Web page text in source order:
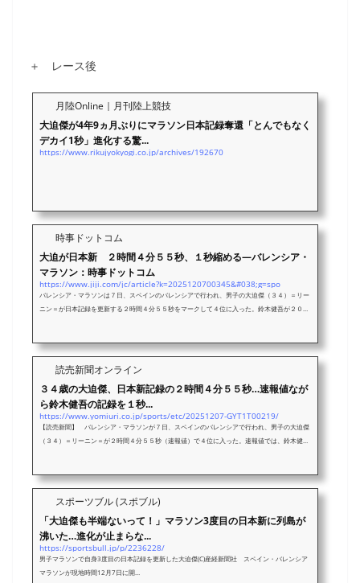
＋ レース後
月陸Online｜月刊陸上競技
大迫傑が4年9ヵ月ぶりにマラソン日本記録奪還「とんでもなく
デカイ1秒」進化する驚...
https://www.rikujyokyogi.co.jp/archives/192670
時事ドットコム
大迫が日本新 ２時間４分５５秒、１秒縮める―バレンシア・
マラソン：時事ドットコム
https://www.jiji.com/jc/article?k=2025120700345&#038;g=spo
バレンシア・マラソンは７日、スペインのバレンシアで行われ、男子の大迫傑（３４）＝リー
ニン＝が日本記録を更新する２時間４分５５秒をマークして４位に入った。鈴木健吾が２０２
読売新聞オンライン
３４歳の大迫傑、日本新記録の２時間４分５５秒…速報値なが
ら鈴木健吾の記録を１秒...
https://www.yomiuri.co.jp/sports/etc/20251207-GYT1T00219/
【読売新聞】 バレンシア・マラソンが７日、スペインのバレンシアで行われ、男子の大迫傑
（３４）＝リーニン＝が２時間４分５５秒（速報値）で４位に入った。速報値では、鈴木健吾
スポーツブル (スポブル)
「大迫傑も半端ないって！」マラソン3度目の日本新に列島が
沸いた…進化が止まらな...
https://sportsbull.jp/p/2236228/
男子マラソンで自身3度目の日本記録を更新した大迫傑(C)産経新聞社 スペイン・バレンシア
マラソンが現地時間12月7日に開…